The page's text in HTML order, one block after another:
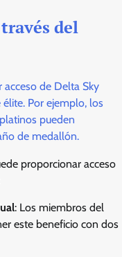
del
de Delta Sky
Por ejemplo, los
pueden
de medallón.
proporcionar acceso
: Los miembros del
este beneficio con dos